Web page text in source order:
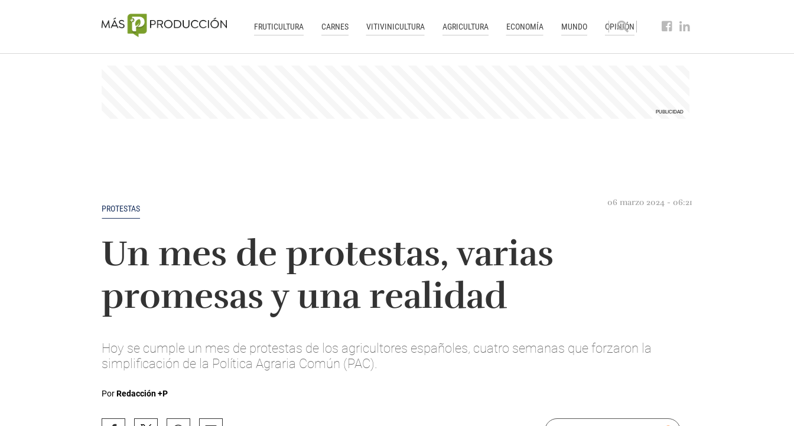
FRUTICULTURA CARNES VITIVINICULTURA AGRICULTURA ECONOMÍA MUNDO OPINIÓN
PROTESTAS
06 marzo 2024 - 06:21
Un mes de protestas, varias
promesas y una realidad
Hoy se cumple un mes de protestas de los agricultores españoles, cuatro semanas que forzaron la
simplificación de la Política Agraria Común (PAC).
PorRedacción +P